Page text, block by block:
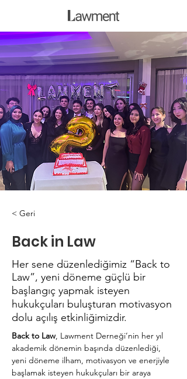
< Geri
Back in Law
Her sene düzenlediğimiz “Back to
Law”, yeni döneme güçlü bir
başlangıç yapmak isteyen
hukukçuları buluşturan motivasyon
dolu açılış etkinliğimizdir.
Back to Law, Lawment Derneği’nin her yıl
akademik dönemin başında düzenlediği,
yeni döneme ilham, motivasyon ve enerjiyle
başlamak isteyen hukukçuları bir araya